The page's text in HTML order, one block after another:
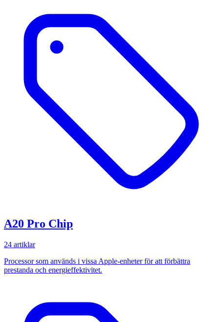
A20 Pro Chip
24 artiklar
Processor som används i vissa Apple-enheter för att förbättra
prestanda och energieffektivitet.